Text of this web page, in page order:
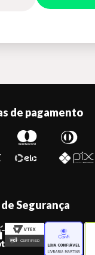
de pagamento
Segurança